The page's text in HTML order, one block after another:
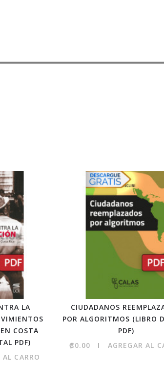
LA
COSTA
PDF)
AL CARRO
CIUDADANOS
POR ALGORITMOS (LIBRO
PDF)
₡0.00
AGREGAR AL